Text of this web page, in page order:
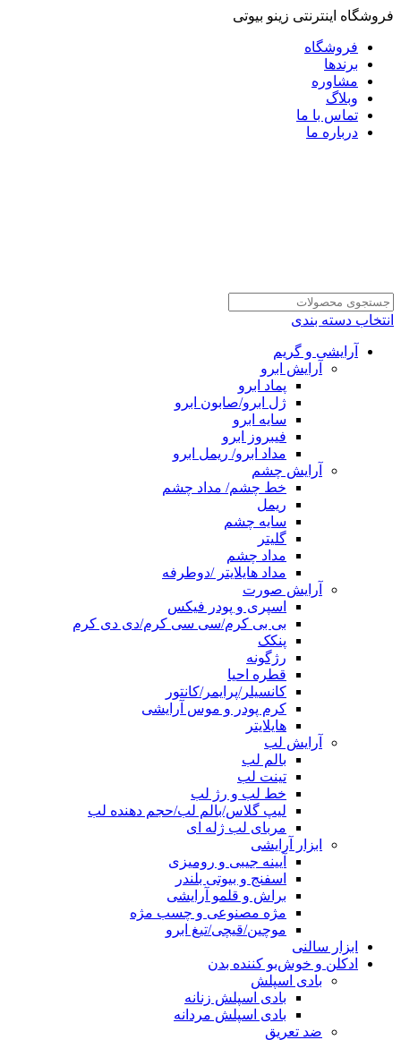
فروشگاه اینترنتی زینو بیوتی
فروشگاه
برندها
مشاوره
وبلاگ
تماس با ما
درباره ما
انتخاب دسته بندی
آرایشی و گریم
آرایش ابرو
پماد ابرو
ژل ابرو/صابون ابرو
سایه ابرو
فیبروز ابرو
مداد ابرو/ ریمل ابرو
آرایش چشم
خط چشم/ مداد چشم
ریمل
سایه چشم
گلیتر
مداد چشم
مداد هایلایتر /دوطرفه
آرایش صورت
اسپری و پودر فیکس
بی بی کرم/سی سی کرم/دی دی کرم
پنکک
رژگونه
قطره احیا
کانسیلر/پرایمر/کانتور
کرم پودر و موس آرایشی
هایلایتر
آرایش لب
بالم لب
تینت لب
خط لب و رژ لب
لیپ گلاس/بالم لب/حجم دهنده لب
مربای لب ژله ای
ابزار آرایشی
آیینه جیبی و رومیزی
اسفنج و بیوتی بلندر
براش و قلمو آرایشی
مژه مصنوعی و چسب مژه
موچین/قیچی/تیغ ابرو
ابزار سالنی
ادکلن و خوش‌بو کننده بدن
بادی اسپلش
بادی اسپلش زنانه
بادی اسپلش مردانه
ضد تعریق